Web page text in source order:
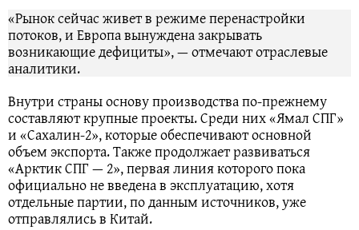
«Рынок сейчас живет в режиме перенастройки
потоков, и Европа вынуждена закрывать
возникающие дефициты», — отмечают отраслевые
аналитики.
Внутри страны основу производства по-прежнему
составляют крупные проекты. Среди них «Ямал СПГ»
и «Сахалин-2», которые обеспечивают основной
объем экспорта. Также продолжает развиваться
«Арктик СПГ — 2», первая линия которого пока
официально не введена в эксплуатацию, хотя
отдельные партии, по данным источников, уже
отправлялись в Китай.